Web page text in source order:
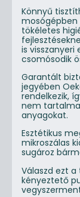
Könnyű
mosógépben
tökéletes
is
csomósodik
Garantált
jegyében
rendelkezik,
nem
anyagokat.
Esztétikus
mikroszálas
sugároz
Válaszd ezt
kényeztető